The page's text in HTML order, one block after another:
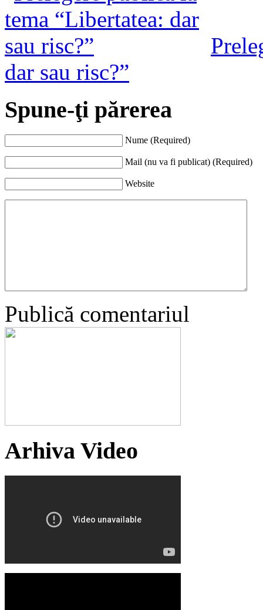
dar sau risc?”
Spune-ţi părerea
Nume (Required)
Mail (nu va fi publicat) (Required)
Website
Publică comentariul
Arhiva Video